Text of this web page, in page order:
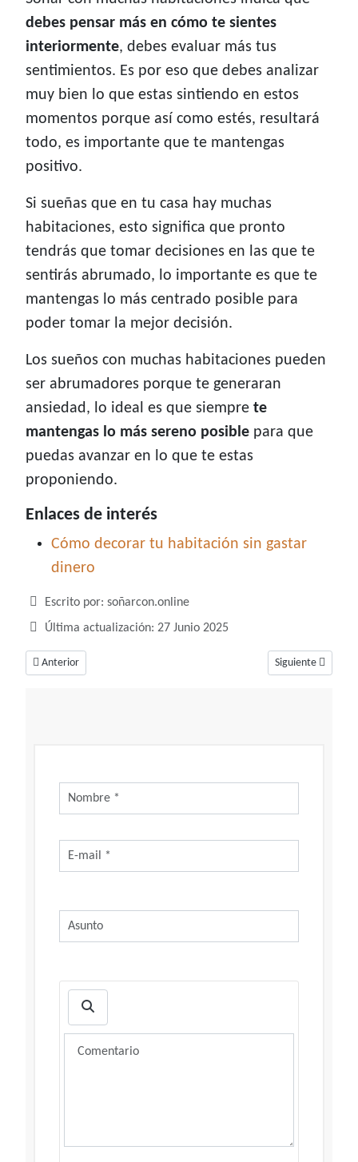
debes pensar más en cómo te sientes
interiormente, debes evaluar más tus
sentimientos. Es por eso que debes analizar
muy bien lo que estas sintiendo en estos
momentos porque así como estés, resultará
todo, es importante que te mantengas
positivo.
Si sueñas que en tu casa hay muchas
habitaciones, esto significa que pronto
tendrás que tomar decisiones en las que te
sentirás abrumado, lo importante es que te
mantengas lo más centrado posible para
poder tomar la mejor decisión.
Los sueños con muchas habitaciones pueden
ser abrumadores porque te generaran
ansiedad, lo ideal es que siempre te
mantengas lo más sereno posible para que
puedas avanzar en lo que te estas
proponiendo.
Enlaces de interés
Cómo decorar tu habitación sin gastar
dinero
Detalles
Escrito por: soñarcon.online
Última actualización: 27 Junio 2025
Artículo anterior: Soñar con hablar, un sueño relacionado a la
Anterior Artículo
Siguiente